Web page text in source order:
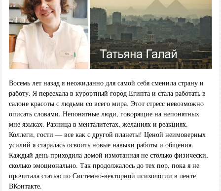
Восемь лет назад я неожиданно для самой себя сменила страну и
работу. Я переехала в курортный город Египта и стала работать в
салоне красоты с людьми со всего мира. Этот стресс невозможно
описать словами. Непонятные люди, говорящие на непонятных
мне языках. Разница в менталитетах, желаниях и реакциях.
Коллеги, гости — все как с другой планеты! Ценой неимоверных
усилий я старалась освоить новые навыки работы и общения.
Каждый день приходила домой измотанная не столько физически,
сколько эмоционально. Так продолжалось до тех пор, пока я не
прочитала статью по Системно-векторной психологии в ленте
ВКонтакте.